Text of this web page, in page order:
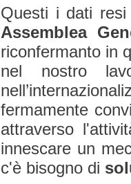
Questi i dati
Assemblea
riconfermanto in
nel nostro
fermamente
attraverso
innescare un
c'è bisogno di